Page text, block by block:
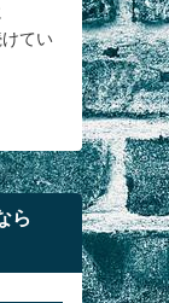
てい
ら